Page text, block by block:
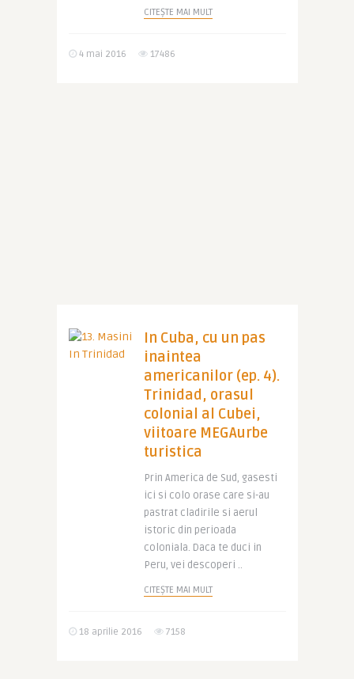
CITEȘTE MAI MULT
4 mai 2016 17486
In Cuba, cu un pas
inaintea
americanilor (ep. 4).
Trinidad, orasul
colonial al Cubei,
viitoare MEGAurbe
turistica
Prin America de Sud, gasesti
ici si colo orase care si-au
pastrat cladirile si aerul
istoric din perioada
coloniala. Daca te duci in
Peru, vei descoperi ..
CITEȘTE MAI MULT
18 aprilie 2016 7158